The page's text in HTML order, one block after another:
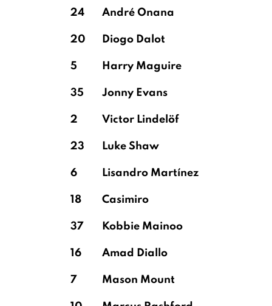
24 André Onana
20 Diogo Dalot
5 Harry Maguire
35 Jonny Evans
2 Victor Lindelöf
23 Luke Shaw
6 Lisandro Martínez
18 Casimiro
37 Kobbie Mainoo
16 Amad Diallo
7 Mason Mount